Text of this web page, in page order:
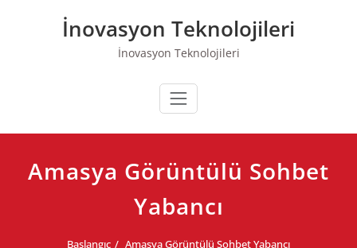
İnovasyon Teknolojileri
İnovasyon Teknolojileri
Amasya Görüntülü Sohbet
Yabancı
Başlangıç Amasya Görüntülü Sohbet Yabancı